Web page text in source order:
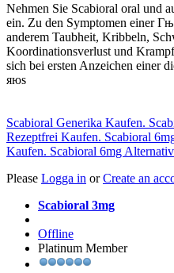
Nehmen Sie Scabioral oral und
ein. Zu den Symptomen einer
anderem Taubheit, Kribbeln,
Koordinationsverlust und
sich bei ersten Anzeichen einer
яюs
Scabioral Generika Kaufen.
Rezeptfrei Kaufen. Scabioral
Kaufen. Scabioral 6mg
Please Logga in orCreate an
Scabioral 3mg
Offline
Platinum Member